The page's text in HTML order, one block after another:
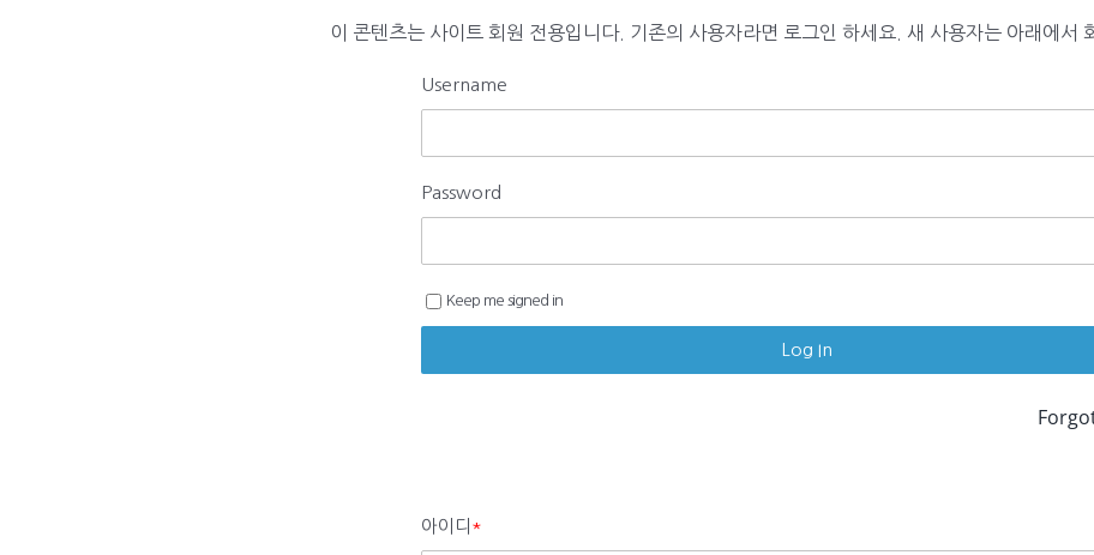
이 콘텐츠는 사이트 회원 전용입니다. 기존의 사용자라면 로그인 하세요. 새 사용자는 아래에서
Username
Password
Keep me signed in
아이디 *